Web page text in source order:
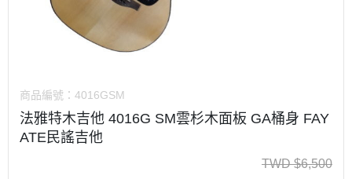
商品編號： 4016GSM
法雅特木吉他 4016G SM雲杉木面板 GA桶身 FAY
ATE民謠吉他
TWD $6,500